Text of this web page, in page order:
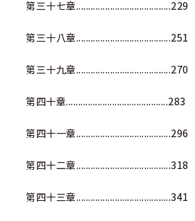
第三十七章.......................................229
第三十八章.......................................251
第三十九章.......................................270
第四十章..........................................283
第四十一章.......................................296
第四十二章.......................................318
第四十三章.......................................341